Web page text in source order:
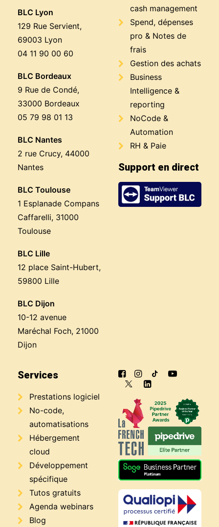
BLC Lyon
129 Rue Servient,
69003 Lyon
04 11 90 00 60
BLC Bordeaux
9 Rue de Condé,
33000 Bordeaux
05 79 98 01 13
BLC Nantes
2 rue Crucy, 44000
Nantes
BLC Toulouse
1 Esplanade Compans
Caffarelli, 31000
Toulouse
BLC Lille
12 place Saint-Hubert,
59800 Lille
BLC Dijon
10-12 avenue
Maréchal Foch, 21000
Dijon
cash management
Spend, dépenses
pro & Notes de
frais
Gestion des achats
Business
Intelligence &
reporting
NoCode &
Automation
RH & Paie
Support en direct
Services
Prestations logiciel
No-code,
automatisations
Hébergement
cloud
Développement
spécifique
Tutos gratuits
Agenda webinars
Blog